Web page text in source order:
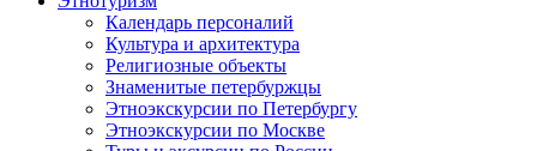
Календарь персоналий
Культура и архитектура
Религиозные объекты
Знаменитые петербуржцы
Этноэкскурсии по Петербургу
Этноэкскурсии по Москве